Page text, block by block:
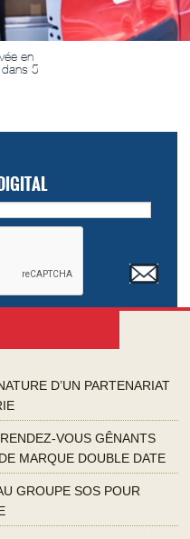
en
5
D’UN PARTENARIAT
VOUS GÊNANTS
MARQUE DOUBLE DATE
GROUPE SOS POUR